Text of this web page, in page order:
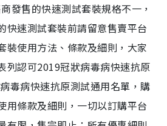
發售的快速測試套裝規格不一，
快速測試套裝前請留意售賣平台
裝使用方法、條款及細則，大家
列認可2019冠狀病毒病快速抗原
毒病快速抗原測試通用名單，購
用條款及細則，一切以訂購平台